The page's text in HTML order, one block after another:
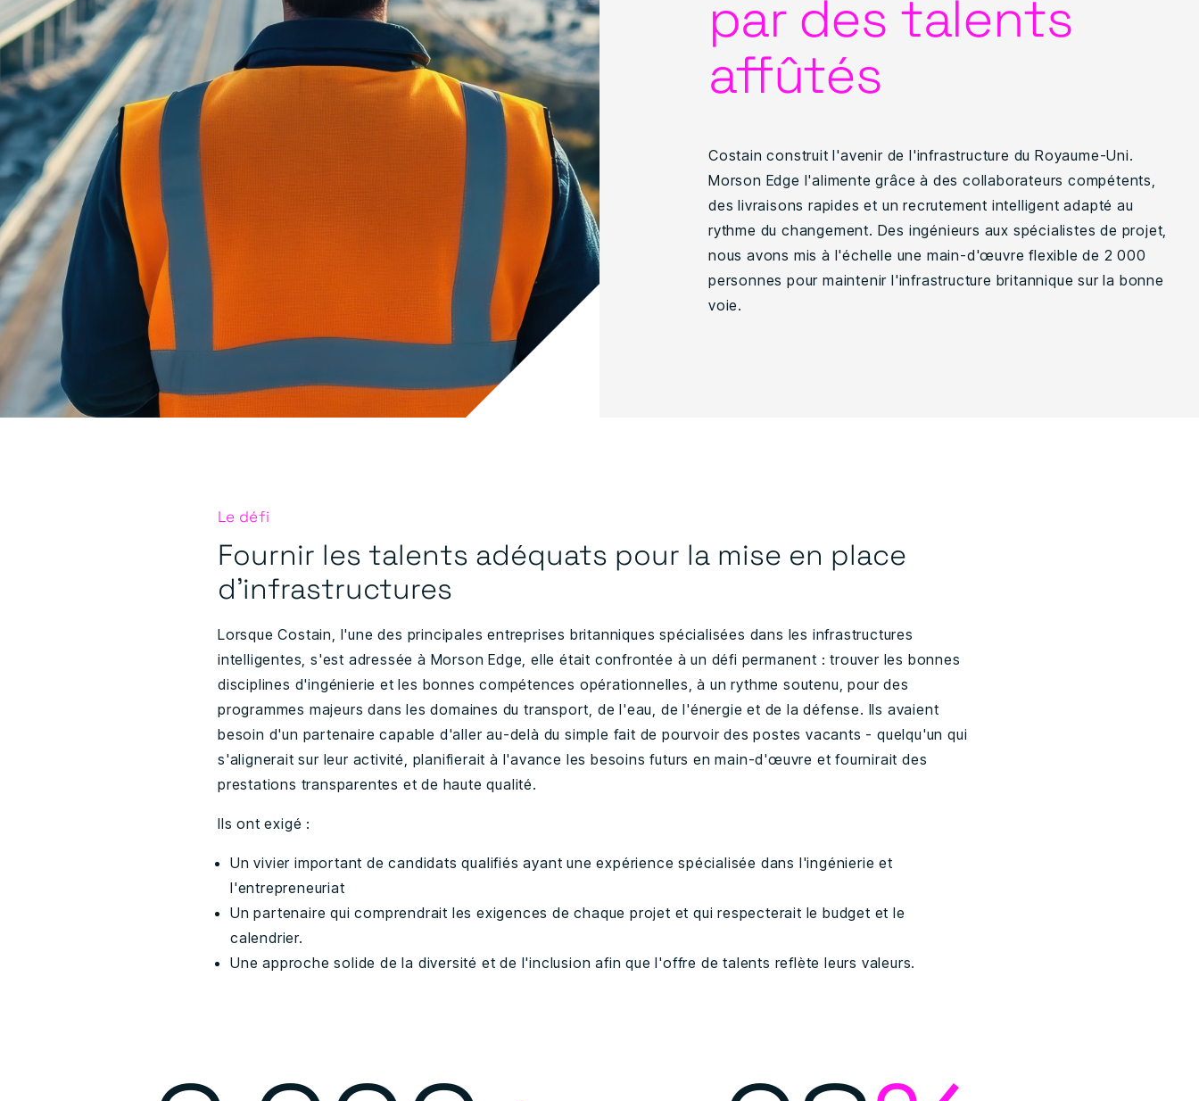
par des talents
affûtés
Costain construit l'avenir de l'infrastructure du Royaume-Uni.
Morson Edge l'alimente grâce à des collaborateurs compétents,
des livraisons rapides et un recrutement intelligent adapté au
rythme du changement. Des ingénieurs aux spécialistes de projet,
nous avons mis à l'échelle une main-d'œuvre flexible de 2 000
personnes pour maintenir l'infrastructure britannique sur la bonne
voie.
Le défi
Fournir les talents adéquats pour la mise en place
d'infrastructures
Lorsque Costain, l'une des principales entreprises britanniques spécialisées dans les infrastructures
intelligentes, s'est adressée à Morson Edge, elle était confrontée à un défi permanent : trouver les bonnes
disciplines d'ingénierie et les bonnes compétences opérationnelles, à un rythme soutenu, pour des
programmes majeurs dans les domaines du transport, de l'eau, de l'énergie et de la défense. Ils avaient
besoin d'un partenaire capable d'aller au-delà du simple fait de pourvoir des postes vacants - quelqu'un qui
s'alignerait sur leur activité, planifierait à l'avance les besoins futurs en main-d'œuvre et fournirait des
prestations transparentes et de haute qualité.
Ils ont exigé :
Un vivier important de candidats qualifiés ayant une expérience spécialisée dans l'ingénierie et
l'entrepreneuriat
Un partenaire qui comprendrait les exigences de chaque projet et qui respecterait le budget et le
calendrier.
Une approche solide de la diversité et de l'inclusion afin que l'offre de talents reflète leurs valeurs.